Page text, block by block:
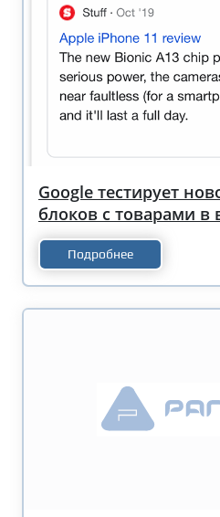
Google тестирует
блоков с товарами в
Подробнее